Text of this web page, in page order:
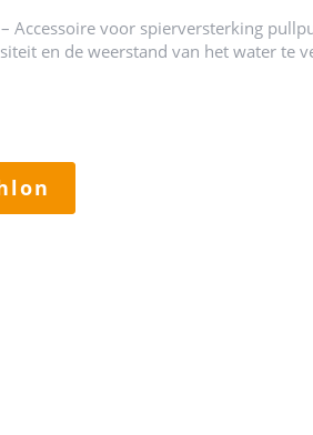
Accessoire voor spierversterking
en de weerstand van het water te